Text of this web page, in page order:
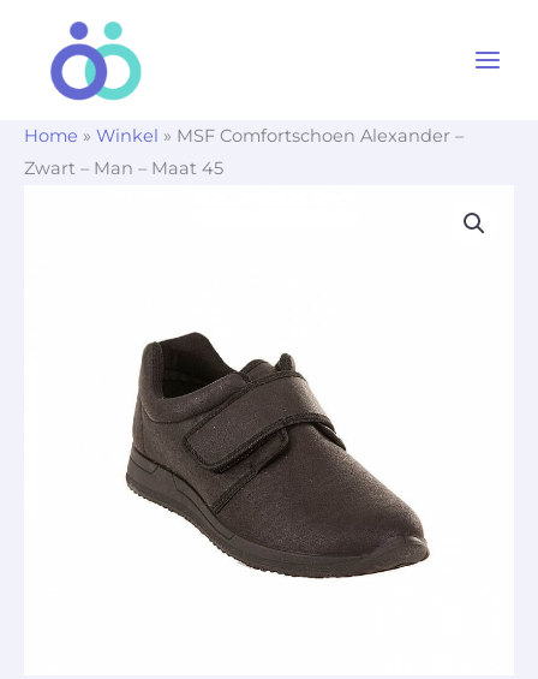
Home » Winkel » MSF Comfortschoen Alexander –
Zwart – Man – Maat 45